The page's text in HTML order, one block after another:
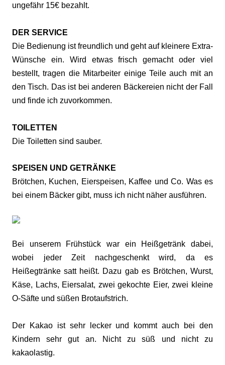
ungefähr 15€ bezahlt.
DER SERVICE
Die Bedienung ist freundlich und geht auf kleinere Extra-
Wünsche ein. Wird etwas frisch gemacht oder viel
bestellt, tragen die Mitarbeiter einige Teile auch mit an
den Tisch. Das ist bei anderen Bäckereien nicht der Fall
und finde ich zuvorkommen.
TOILETTEN
Die Toiletten sind sauber.
SPEISEN UND GETRÄNKE
Brötchen, Kuchen, Eierspeisen, Kaffee und Co. Was es
bei einem Bäcker gibt, muss ich nicht näher ausführen.
Bei unserem Frühstück war ein Heißgetränk dabei,
wobei jeder Zeit nachgeschenkt wird, da es
Heißegtränke satt heißt. Dazu gab es Brötchen, Wurst,
Käse, Lachs, Eiersalat, zwei gekochte Eier, zwei kleine
O-Säfte und süßen Brotaufstrich.
Der Kakao ist sehr lecker und kommt auch bei den
Kindern sehr gut an. Nicht zu süß und nicht zu
kakaolastig.